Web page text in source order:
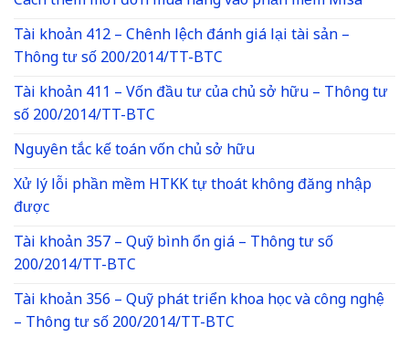
Tài khoản 412 – Chênh lệch đánh giá lại tài sản –
Thông tư số 200/2014/TT-BTC
Tài khoản 411 – Vốn đầu tư của chủ sở hữu – Thông tư
số 200/2014/TT-BTC
Nguyên tắc kế toán vốn chủ sở hữu
Xử lý lỗi phần mềm HTKK tự thoát không đăng nhập
được
Tài khoản 357 – Quỹ bình ổn giá – Thông tư số
200/2014/TT-BTC
Tài khoản 356 – Quỹ phát triển khoa học và công nghệ
– Thông tư số 200/2014/TT-BTC